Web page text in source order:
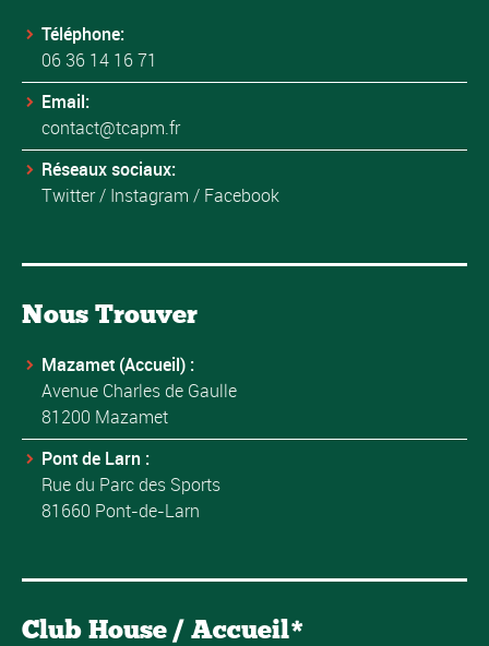
Téléphone:
06 36 14 16 71
Email:
contact@tcapm.fr
Réseaux sociaux:
Twitter/ Instagram / Facebook
Nous Trouver
Mazamet (Accueil) :
Avenue Charles de Gaulle
81200 Mazamet
Pont de Larn :
Rue du Parc des Sports
81660 Pont-de-Larn
Club House / Accueil*